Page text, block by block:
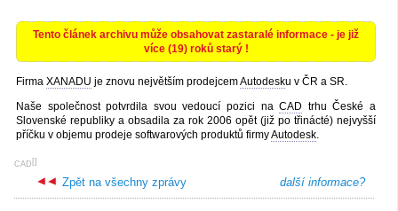
Tento článek archivu může obsahovat zastaralé informace - je již
více (19) roků starý !
Firma XANADU je znovu největším prodejcemAutodesku v ČR a SR.
Naše společnost potvrdila svou vedoucí pozici naCAD trhu České a
Slovenské republiky a obsadila za rok 2006 opět (již po třinácté) nejvyšší
příčku v objemu prodeje softwarových produktů firmyAutodesk.
[
CAD ]
další informace?
Zpět na všechny zprávy